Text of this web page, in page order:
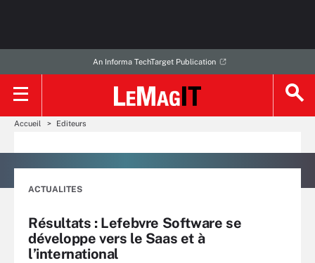
An Informa TechTarget Publication
Accueil Editeurs
ACTUALITES
Résultats : Lefebvre Software se
développe vers le Saas et à
l’international